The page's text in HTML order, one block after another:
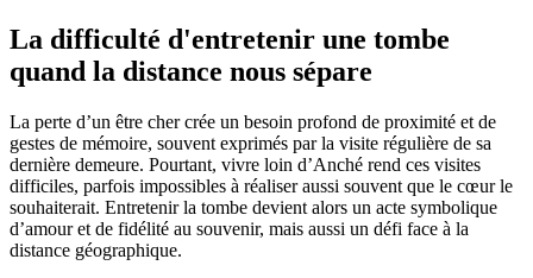
La difficulté d'entretenir une tombe
quand la distance nous sépare
La perte d’un être cher crée un besoin profond de proximité et de
gestes de mémoire, souvent exprimés par la visite régulière de sa
dernière demeure. Pourtant, vivre loin d’Anché rend ces visites
difficiles, parfois impossibles à réaliser aussi souvent que le cœur le
souhaiterait. Entretenir la tombe devient alors un acte symbolique
d’amour et de fidélité au souvenir, mais aussi un défi face à la
distance géographique.